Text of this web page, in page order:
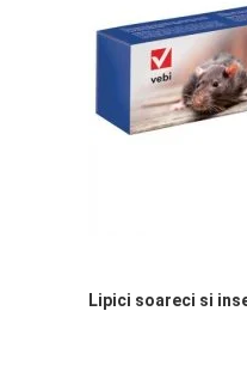
Lipici soareci si